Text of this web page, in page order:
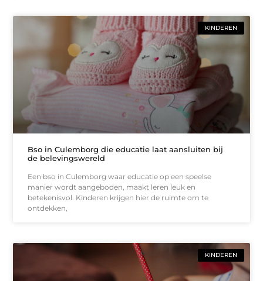
KINDEREN
Bso in Culemborg die educatie laat aansluiten bij
de belevingswereld
Een bso in Culemborg waar educatie op een speelse
manier wordt aangeboden, maakt leren leuk en
betekenisvol. Kinderen krijgen hier de ruimte om te
ontdekken,
KINDEREN